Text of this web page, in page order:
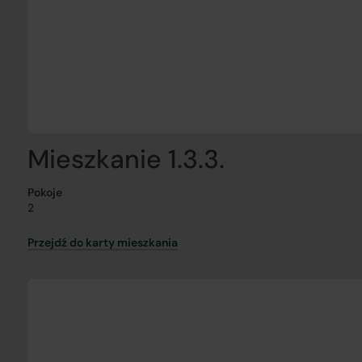
Mieszkanie 1.3.3.
Pokoje
2
Przejdź do karty mieszkania